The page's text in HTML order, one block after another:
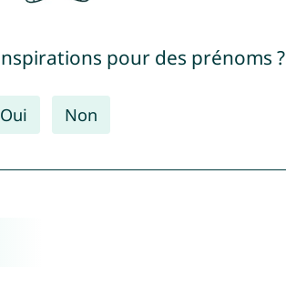
pour des prénoms ?
Oui Non